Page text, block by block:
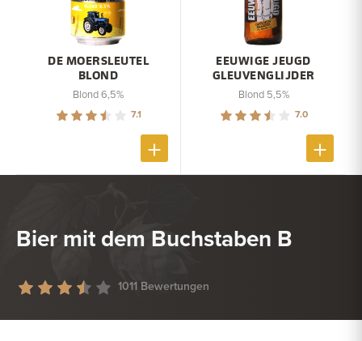
DE MOERSLEUTEL
BLOND
Blond 6,5%
7.1
EEUWIGE JEUGD
GLEUVENGLIJDER
Blond 5,5%
7.0
Bier mit dem Buchstaben B
1011 Bewertungen